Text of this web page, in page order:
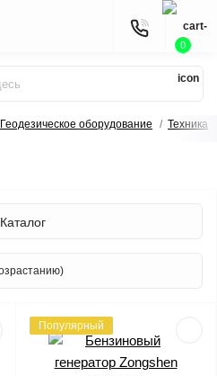
0
Геодезическое оборудование Техника
Каталог
Популярный